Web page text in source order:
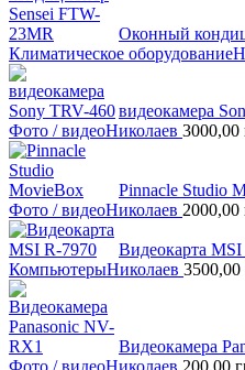
Оконный
Климатическое оборудование
видеокамера
Фото / видеоНиколаев 3000,00
Pinnacle Studio
Фото / видеоНиколаев 2000,00
Видеокарта
КомпьютерыНиколаев 3500,00
Видеокамера
Фото / видеоНиколаев 200,00